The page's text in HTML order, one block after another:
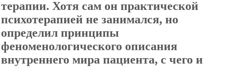
терапии. Хотя сам он практической
психотерапией не занимался, но
определил принципы
феноменологического описания
внутреннего мира пациента, с чего и